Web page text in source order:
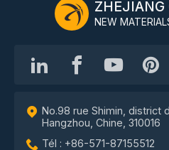
ZHEJIANG
NEW
No.98 rue Shimin, district
Hangzhou, Chine, 310016
Tél : +86-571-87155512